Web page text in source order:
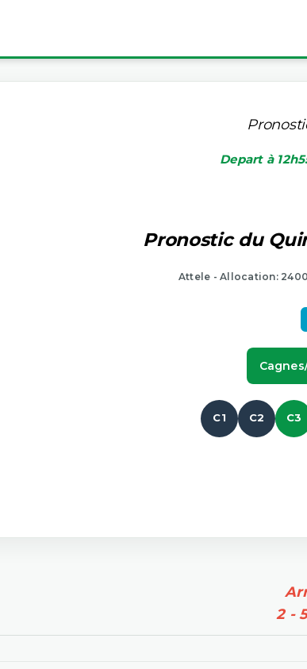
Depart à
Pronostic du
Attele - Allocation:
C1 C2 C3
2 -